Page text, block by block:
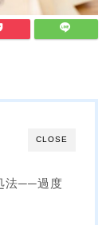
CLOSE
法──過度